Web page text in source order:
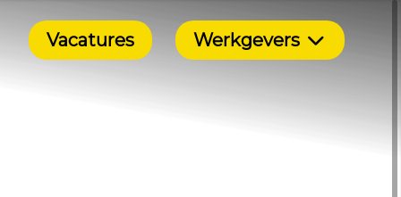
Vacatures Werkgevers